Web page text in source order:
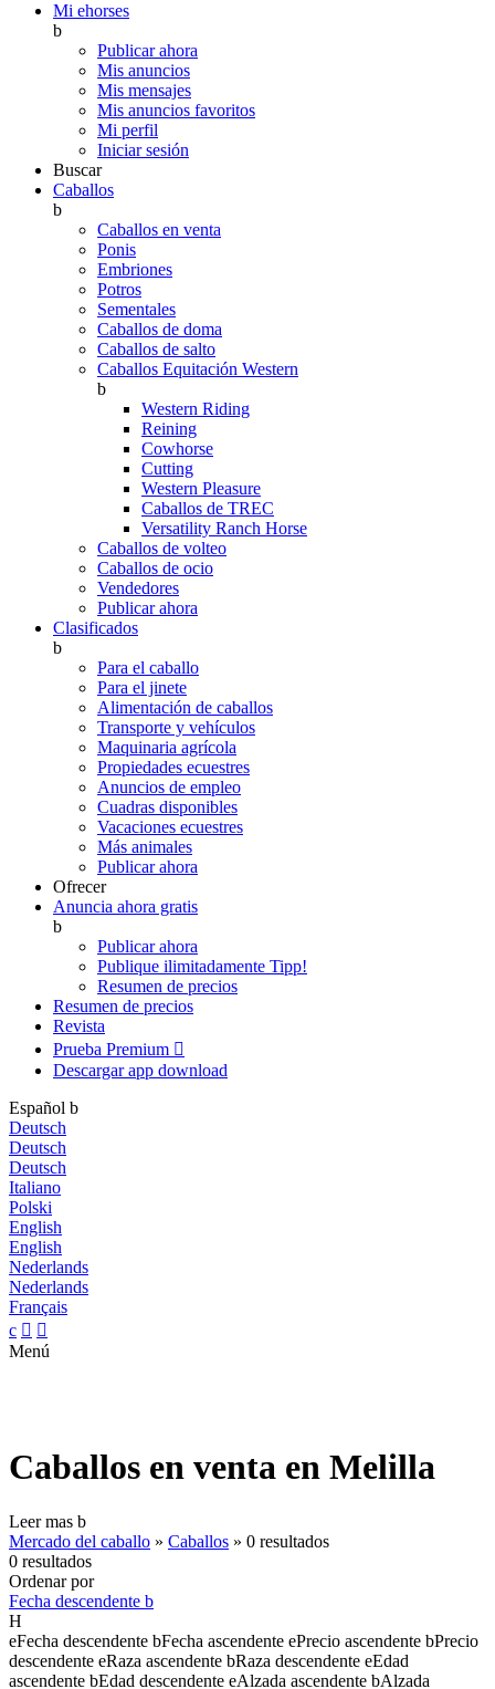
Mi ehorses
b
Publicar ahora
Mis anuncios
Mis mensajes
Mis anuncios favoritos
Mi perfil
Iniciar sesión
Buscar
Caballos
b
Caballos en venta
Ponis
Embriones
Potros
Sementales
Caballos de doma
Caballos de salto
Caballos Equitación Western
b
Western Riding
Reining
Cowhorse
Cutting
Western Pleasure
Caballos de TREC
Versatility Ranch Horse
Caballos de volteo
Caballos de ocio
Vendedores
Publicar ahora
Clasificados
b
Para el caballo
Para el jinete
Alimentación de caballos
Transporte y vehículos
Maquinaria agrícola
Propiedades ecuestres
Anuncios de empleo
Cuadras disponibles
Vacaciones ecuestres
Más animales
Publicar ahora
Ofrecer
Anuncia ahora gratis
b
Publicar ahora
Publique ilimitadamente Tipp!
Resumen de precios
Resumen de precios
Revista
Prueba Premium 
Descargar app download
Español b
Deutsch
Deutsch
Deutsch
Italiano
Polski
English
English
Nederlands
Nederlands
Français
c  
Menú
Caballos en venta en Melilla
Leer mas b
Mercado del caballo » Caballos » 0 resultados
0 resultados
Ordenar por
Fecha descendente b
H
eFecha descendente bFecha ascendente ePrecio ascendente bPrecio
descendente eRaza ascendente bRaza descendente eEdad
ascendente bEdad descendente eAlzada ascendente bAlzada